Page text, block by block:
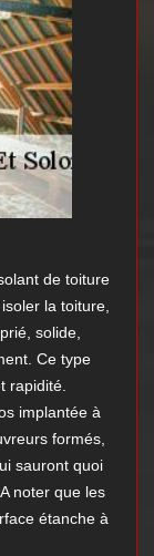
de toiture
la toiture,
solide,
Ce type
rapidité.
implantée à
formés,
sauront quoi
noter que les
étanche à